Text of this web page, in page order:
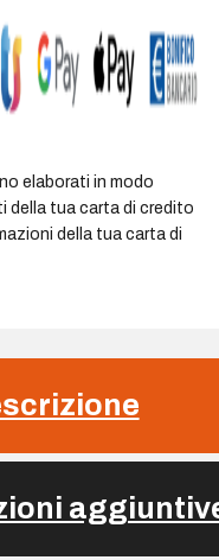
elaborati in modo
della tua carta di credito
della tua carta di